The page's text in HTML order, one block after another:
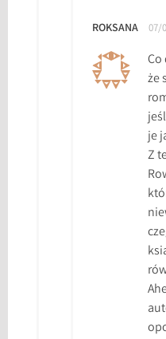
ROKSANA 07/
Co
że
je
Z